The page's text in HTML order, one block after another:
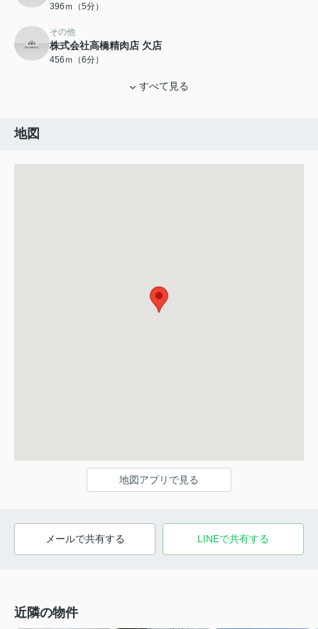
396ｍ（5分）
その他
株式会社高橋精肉店 欠店
456ｍ（6分）
すべて見る
地図
地図アプリで見る
メールで共有する LINEで共有する
近隣の物件